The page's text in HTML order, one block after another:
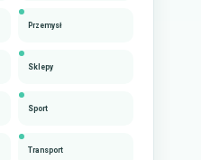
Przemysł
Sklepy
Sport
Transport